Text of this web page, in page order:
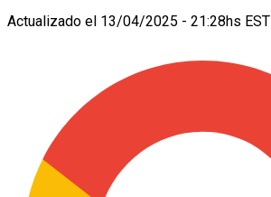
Actualizado el 13/04/2025 - 21:28hs EST